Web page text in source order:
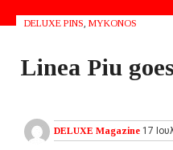
DELUXE PINS MYKONOS
Linea Piu
DELUXE Magazine 17